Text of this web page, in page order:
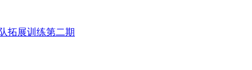
拓展训练第二期